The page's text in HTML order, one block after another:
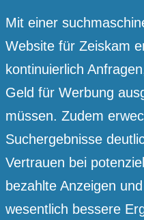
Mit einer
Website für Zeiskam
kontinuierlich
Geld für Werbung
müssen. Zudem
Suchergebnisse
Vertrauen bei
bezahlte Anzeigen
wesentlich bessere